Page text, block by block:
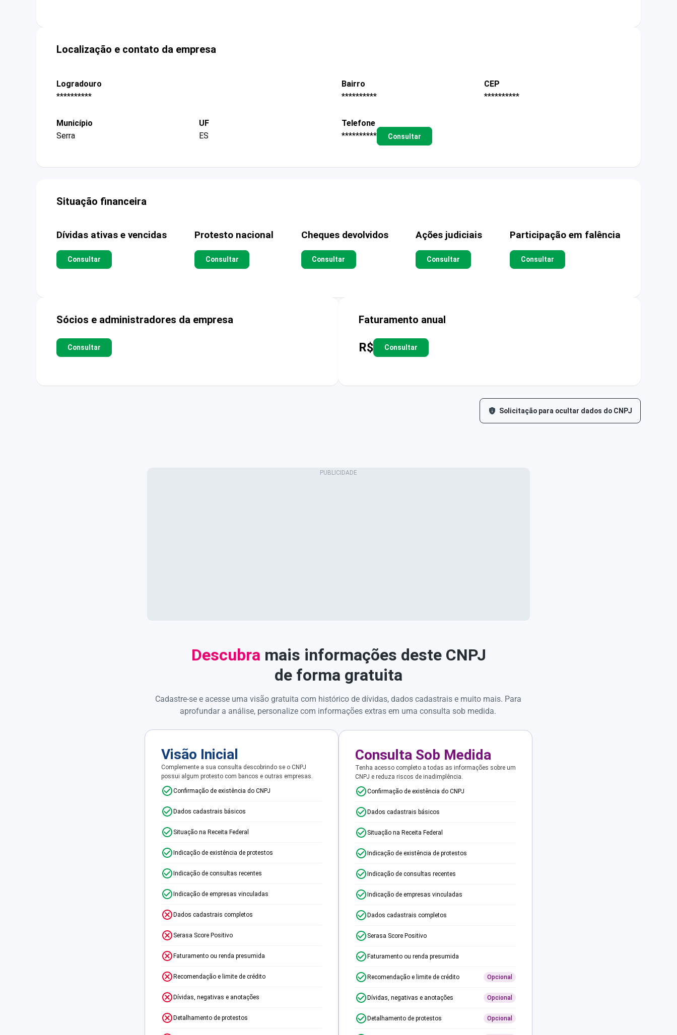
Localização e contato da empresa
Logradouro
**********
Bairro
**********
CEP
**********
Município
Serra
UF
ES
Telefone
**********
Consultar
Situação financeira
Dívidas ativas e vencidas
Consultar
Protesto nacional
Consultar
Cheques devolvidos
Consultar
Ações judiciais
Consultar
Participação em falência
Consultar
Sócios e administradores da empresa
Consultar
Faturamento anual
R$ Consultar
Solicitação para ocultar dados do CNPJ
Descubra mais informações deste CNPJ
de forma gratuita
Cadastre-se e acesse uma visão gratuita com histórico de dívidas, dados cadastrais e muito mais. Para
aprofundar a análise, personalize com informações extras em uma consulta sob medida.
Visão Inicial
Complemente a sua consulta descobrindo se o CNPJ
possui algum protesto com bancos e outras empresas.
Confirmação de existência do CNPJ
Dados cadastrais básicos
Situação na Receita Federal
Indicação de existência de protestos
Indicação de consultas recentes
Indicação de empresas vinculadas
Dados cadastrais completos
Serasa Score Positivo
Faturamento ou renda presumida
Recomendação e limite de crédito
Dívidas, negativas e anotações
Detalhamento de protestos
Consulta Sob Medida
Tenha acesso completo a todas as informações sobre um
CNPJ e reduza riscos de inadimplência.
Confirmação de existência do CNPJ
Dados cadastrais básicos
Situação na Receita Federal
Indicação de existência de protestos
Indicação de consultas recentes
Indicação de empresas vinculadas
Dados cadastrais completos
Serasa Score Positivo
Faturamento ou renda presumida
Recomendação e limite de crédito Opcional
Dívidas, negativas e anotações Opcional
Detalhamento de protestos Opcional